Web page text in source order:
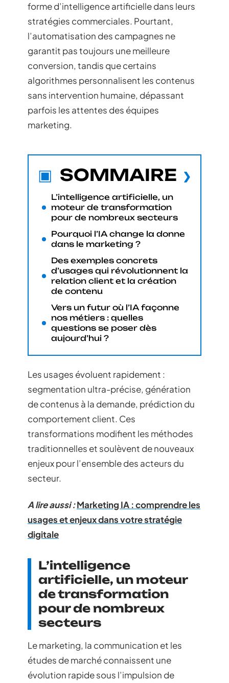
forme d’intelligence artificielle dans leurs
stratégies commerciales. Pourtant,
l’automatisation des campagnes ne
garantit pas toujours une meilleure
conversion, tandis que certains
algorithmes personnalisent les contenus
sans intervention humaine, dépassant
parfois les attentes des équipes
marketing.
SOMMAIRE
L’intelligence artificielle, un
moteur de transformation
pour de nombreux secteurs
Pourquoi l’IA change la donne
dans le marketing ?
Des exemples concrets
d’usages qui révolutionnent la
relation client et la création
de contenu
Vers un futur où l’IA façonne
nos métiers : quelles
questions se poser dès
aujourd’hui ?
Les usages évoluent rapidement :
segmentation ultra-précise, génération
de contenus à la demande, prédiction du
comportement client. Ces
transformations modifient les méthodes
traditionnelles et soulèvent de nouveaux
enjeux pour l’ensemble des acteurs du
secteur.
A lire aussi :Marketing IA : comprendre les
usages et enjeux dans votre stratégie
digitale
L’intelligence
artificielle, un moteur
de transformation
pour de nombreux
secteurs
Le marketing, la communication et les
études de marché connaissent une
évolution rapide sous l’impulsion de